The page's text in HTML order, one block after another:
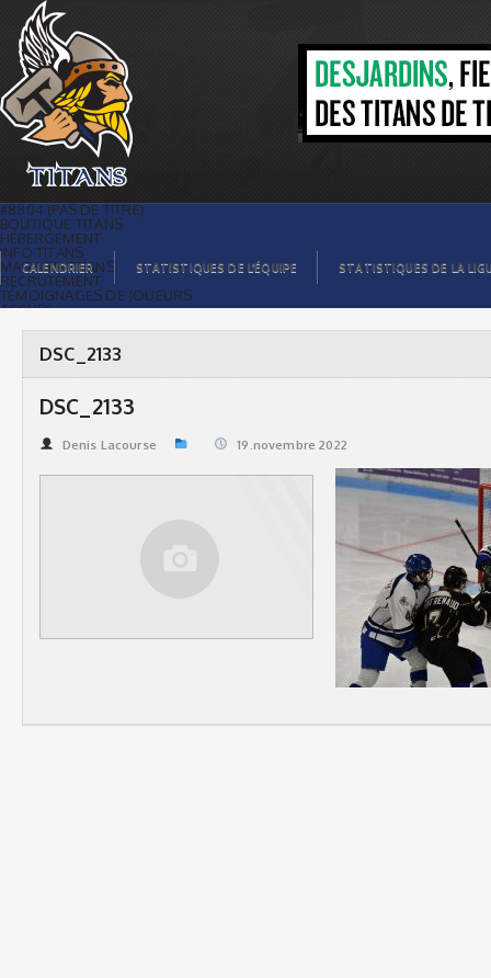
DSC_2133 | Titans de témiscaming
#8804 (PAS DE TITRE)
BOUTIQUE TITANS
HÉBERGEMENT
INFO TITANS
MAGASIN TITANS
RECRUTEMENT
TÉMOIGNAGES DE JOUEURS
ACCUEIL
GALERIE PHOTOS
STATISTIQUES
ORGANISATION
CALENDRIER
GALERIE VIDÉOS
COMMANDITAIRES
CALENDRIER STATISTIQUES DE L’ÉQUIPE STATISTIQUES DE LA
DSC_2133
DSC_2133
Denis Lacourse 19.novembre 2022